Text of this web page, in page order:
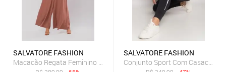
SALVATORE FASHION
Macacão Regata Feminino Alfaiataria Pantalona Salvatore Fashion
SALVATORE FASHION
Conjunto Sport Com Casaco